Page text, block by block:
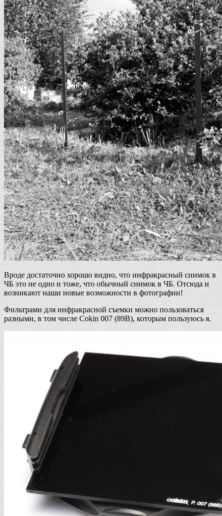
Вроде достаточно хорошо видно, что инфракрасный снимок в
ЧБ это не одно и тоже, что обычный снимок в ЧБ. Отсюда и
возникают наши новые возможности в фотографии!
Фильтрами для инфракрасной съемки можно пользоваться
разными, в том числе Cokin 007 (89B), которым пользуюсь я.